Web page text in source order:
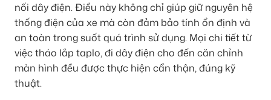
nối dây điện. Điều này không chỉ giúp giữ nguyên hệ
thống điện của xe mà còn đảm bảo tính ổn định và
an toàn trong suốt quá trình sử dụng. Mọi chi tiết từ
việc tháo lắp taplo, đi dây điện cho đến căn chỉnh
màn hình đều được thực hiện cẩn thận, đúng kỹ
thuật.